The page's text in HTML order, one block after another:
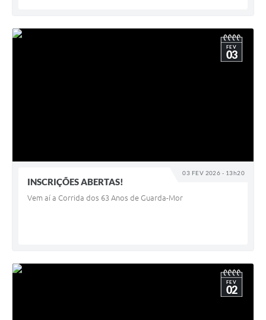
03 FEV 2026 - 13h20
FEV
03
INSCRIÇÕES ABERTAS!
Vem aí a Corrida dos 63 Anos de Guarda-Mor
FEV
02